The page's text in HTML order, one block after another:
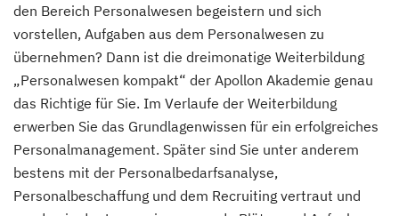
den Bereich Personalwesen begeistern und sich
vorstellen, Aufgaben aus dem Personalwesen zu
übernehmen? Dann ist die dreimonatige Weiterbildung
„Personalwesen kompakt“ der Apollon Akademie genau
das Richtige für Sie. Im Verlaufe der Weiterbildung
erwerben Sie das Grundlagenwissen für ein erfolgreiches
Personalmanagement. Später sind Sie unter anderem
bestens mit der Personalbedarfsanalyse,
Personalbeschaffung und dem Recruiting vertraut und